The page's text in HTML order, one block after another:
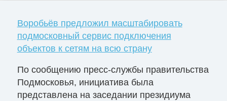
Воробьёв предложил масштабировать
подмосковный сервис подключения
объектов к сетям на всю страну
По сообщению пресс-службы правительства
Подмосковья, инициатива была
представлена на заседании президиума